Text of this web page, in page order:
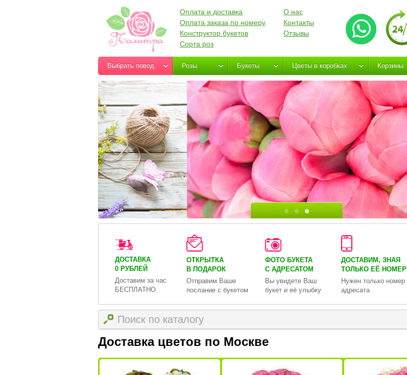
Оплата и доставка
Оплата заказа по номеру
Конструктор букетов
Сорта роз
О нас
Контакты
Отзывы
Выбрать повод Розы Букеты Цветы в коробках Корзины
ДОСТАВКА
0 РУБЛЕЙ
Доставим за час
БЕСПЛАТНО
ОТКРЫТКА
В ПОДАРОК
Отправим Ваше
послание с букетом
ФОТО БУКЕТА
С АДРЕСАТОМ
Вы увидете Ваш
букет и её улыбку
ДОСТАВИМ, ЗНАЯ
ТОЛЬКО ЕЁ НОМЕР
Нужен только номер
адресата
Доставка цветов по Москве